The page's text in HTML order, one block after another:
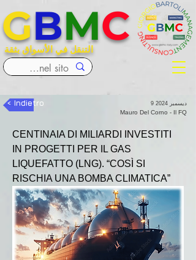
التنقل في الأسواق بثقة
GBMC
< Indietro 9 ديسمبر 2024
Mauro Del Corno - Il FQ
CENTINAIA DI MILIARDI INVESTITI
IN PROGETTI PER IL GAS
LIQUEFATTO (LNG). “COSÌ SI
RISCHIA UNA BOMBA CLIMATICA”